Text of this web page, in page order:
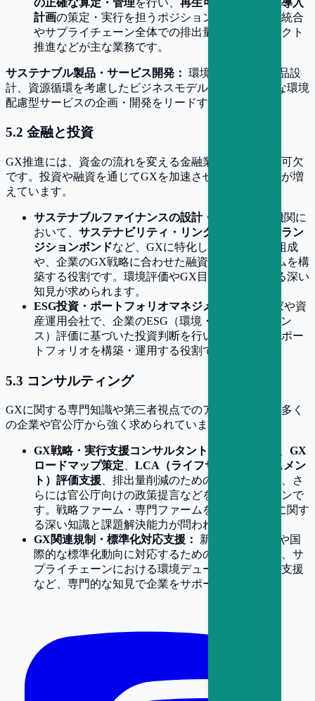
計画の策定・実行を担うポジションです。データ統合
やサプライチェーン全体での排出量削減プロジェクト
推進などが主な業務です。
サステナブル製品・サービス開発： 環境負荷の低い製品設
計、資源循環を考慮したビジネスモデルの構築、新たな環境
配慮型サービスの企画・開発をリードする役割です。
5.2 金融と投資
GX推進には、資金の流れを変える金融業界の役割が不可欠
です。投資や融資を通じてGXを加速させるポジションが増
えています。
サステナブルファイナンスの設計・推進：
金融機関に
おいて、 サステナビリティ・リンク・ローン
トラン
ジションボンドなど、GXに特化した金融商品の組成
や、企業のGX戦略に合わせた融資・投資スキームを構
築する役割です。環境評価やGX目標設定に関する深い
知見が求められます。
ESG投資・ポートフォリオマネジメント：
投資家や資
産運用会社で、企業のESG（環境・社会・ガバナン
ス）評価に基づいた投資判断を行い、持続可能なポー
トフォリオを構築・運用する役割です。
5.3 コンサルティング
GXに関する専門知識や第三者視点でのアドバイスは、多く
の企業や官公庁から強く求められています。
GX戦略・実行支援コンサルタント：
GX
ロードマップ策定、 LCA（ライフサイクルアセスメン
ト）評価支援、排出量削減のための技術導入支援、さ
らには官公庁向けの政策提言などを行うポジションで
す。戦略ファーム・専門ファームを問わず、GXに関す
る深い知識と課題解決能力が問われます。
GX関連規制・標準化対応支援：
新たな環境規制や国
際的な標準化動向に対応するためのアドバイスや、サ
プライチェーンにおける環境デューデリジェンス支援
など、専門的な知見で企業をサポートします。